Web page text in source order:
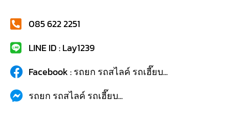
085 622 2251
LINE ID : Lay1239
Facebook : รถยก รถสไลค์ รถเฮี๊ยบ...
รถยก รถสไลค์ รถเฮี๊ยบ...